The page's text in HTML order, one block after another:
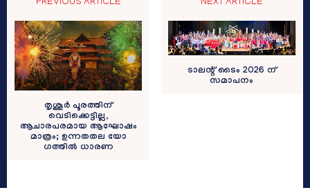
PREVIOUS ARTICLE
തൃശൂർ പൂരത്തിന്
വെടിക്കെട്ടില്ല,
ആചാരപരമായ ആഘോഷം
മാത്രം; ഉന്നതതല യോ​
ഗത്തിൽ ധാരണ
NEXT ARTICLE
ടാലന്റ് ടൈം 2026 ന്
സമാപനം